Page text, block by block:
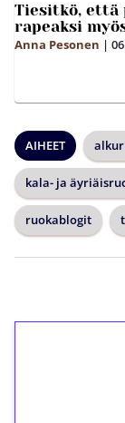
Tiesitkö, että
rapeaksi
Anna Pesonen |
AIHEET
kala- ja
ruokablogit